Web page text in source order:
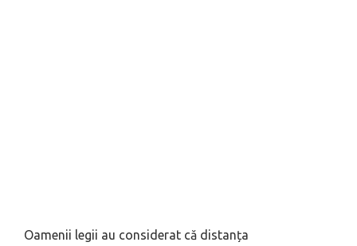
Oamenii legii au considerat că distanța